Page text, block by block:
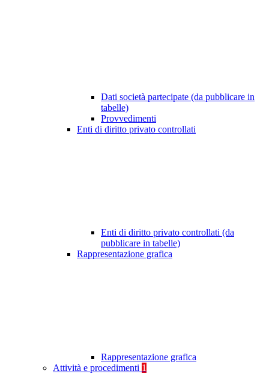
Dati società partecipate (da pubblicare in
tabelle)
Provvedimenti
Enti di diritto privato controllati
Enti di diritto privato controllati (da
pubblicare in tabelle)
Rappresentazione grafica
Rappresentazione grafica
Attività e procedimenti 1